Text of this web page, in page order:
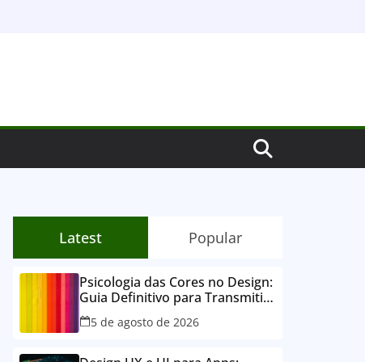
Latest Popular
Psicologia das Cores no Design:
Guia Definitivo para Transmitir
Emoções e Conectar
5 de agosto de 2026